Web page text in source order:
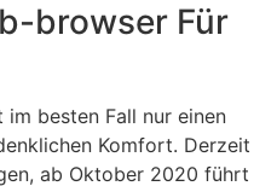
browser Für
besten Fall nur einen
Komfort. Derzeit
ab Oktober 2020 führt